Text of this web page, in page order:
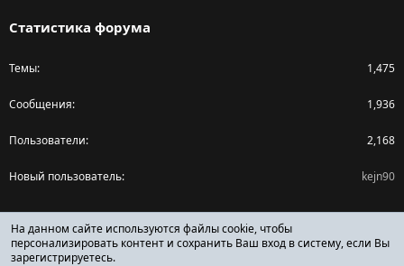
Статистика форума
Темы 1,475
Сообщения 1,936
Пользователи 2,168
Новый пользователь kejn90
Поделиться страницей
Facebook
X (Twitter)
Reddit
На данном сайте используются файлы cookie, чтобы
персонализировать контент и сохранить Ваш вход в систему, если Вы
зарегистрируетесь.